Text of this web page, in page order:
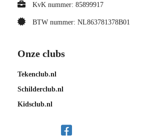
KvK nummer: 85899917
BTW nummer: NL863781378B01
Onze clubs
Tekenclub.nl
Schilderclub.nl
Kidsclub.nl